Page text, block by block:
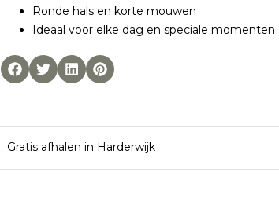
Ronde hals en korte mouwen
Ideaal voor elke dag en speciale momenten
Gratis afhalen in Harderwijk